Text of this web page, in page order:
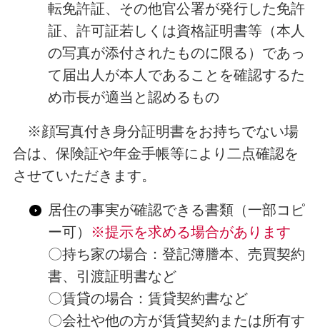
転免許証、その他官公署が発行した免許
証、許可証若しくは資格証明書等（本人
の写真が添付されたものに限る）であっ
て届出人が本人であることを確認するた
め市長が適当と認めるもの
※顔写真付き身分証明書をお持ちでない場
合は、保険証や年金手帳等により二点確認を
させていただきます。
居住の事実が確認できる書類（一部コピ
ー可） ※提示を求める場合があります
〇持ち家の場合：登記簿謄本、売買契約
書、引渡証明書など
〇賃貸の場合：賃貸契約書など
〇会社や他の方が賃貸契約または所有す